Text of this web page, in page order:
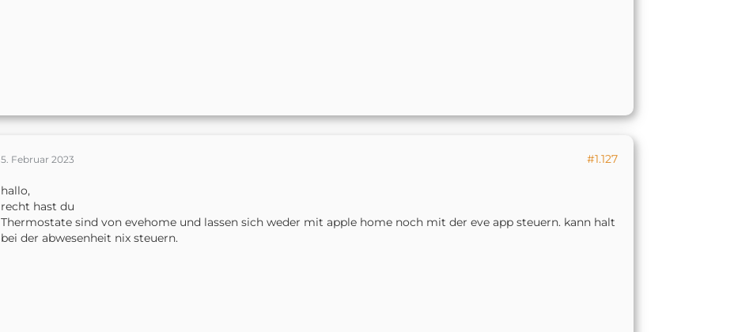
5. Februar 2023 #1.127
hallo,
recht hast du
Thermostate sind von evehome und lassen sich weder mit apple home noch mit der eve app steuern. kann halt
bei der abwesenheit nix steuern.